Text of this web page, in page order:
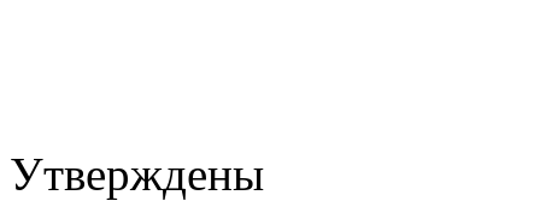
Утверждены